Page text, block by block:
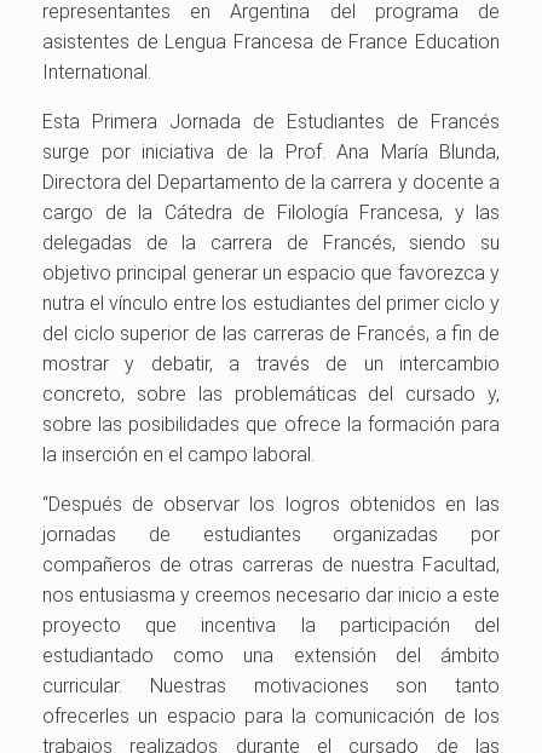
representantes en Argentina del programa de
asistentes de Lengua Francesa de France Education
International.
Esta Primera Jornada de Estudiantes de Francés
surge por iniciativa de la Prof. Ana María Blunda,
Directora del Departamento de la carrera y docente a
cargo de la Cátedra de Filología Francesa, y las
delegadas de la carrera de Francés, siendo su
objetivo principal generar un espacio que favorezca y
nutra el vínculo entre los estudiantes del primer ciclo y
del ciclo superior de las carreras de Francés, a fin de
mostrar y debatir, a través de un intercambio
concreto, sobre las problemáticas del cursado y,
sobre las posibilidades que ofrece la formación para
la inserción en el campo laboral.
“Después de observar los logros obtenidos en las
jornadas de estudiantes organizadas por
compañeros de otras carreras de nuestra Facultad,
nos entusiasma y creemos necesario dar inicio a este
proyecto que incentiva la participación del
estudiantado como una extensión del ámbito
curricular. Nuestras motivaciones son tanto
ofrecerles un espacio para la comunicación de los
trabajos realizados durante el cursado de las